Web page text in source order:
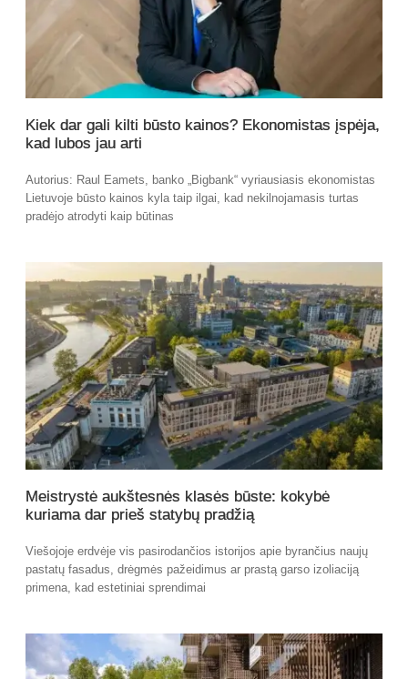
Kiek dar gali kilti būsto kainos? Ekonomistas įspėja,
kad lubos jau arti
Autorius: Raul Eamets, banko „Bigbank“ vyriausiasis ekonomistas
Lietuvoje būsto kainos kyla taip ilgai, kad nekilnojamasis turtas
pradėjo atrodyti kaip būtinas
Meistrystė aukštesnės klasės būste: kokybė
kuriama dar prieš statybų pradžią
Viešojoje erdvėje vis pasirodančios istorijos apie byrančius naujų
pastatų fasadus, drėgmės pažeidimus ar prastą garso izoliaciją
primena, kad estetiniai sprendimai